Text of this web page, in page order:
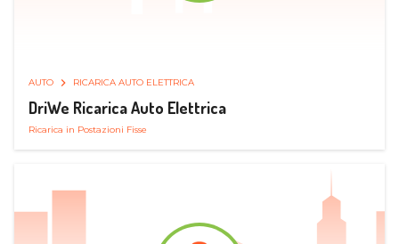
AUTO RICARICA AUTO ELETTRICA
DriWe Ricarica Auto Elettrica
Ricarica in Postazioni Fisse